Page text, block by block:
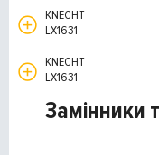
KNECHT
LX1631
KNECHT
LX1631
Замінники